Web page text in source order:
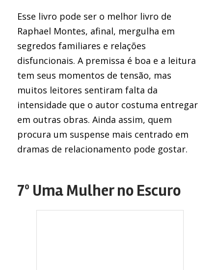
Esse livro pode ser o melhor livro de
Raphael Montes, afinal, mergulha em
segredos familiares e relações
disfuncionais. A premissa é boa e a leitura
tem seus momentos de tensão, mas
muitos leitores sentiram falta da
intensidade que o autor costuma entregar
em outras obras. Ainda assim, quem
procura um suspense mais centrado em
dramas de relacionamento pode gostar.
7º Uma Mulher no Escuro